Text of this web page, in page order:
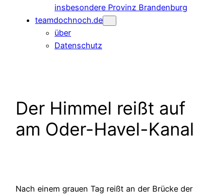
insbesondere Provinz Brandenburg
teamdochnoch.de
über
Datenschutz
Der Himmel reißt auf
am Oder-Havel-Kanal
Nach einem grauen Tag reißt an der Brücke der